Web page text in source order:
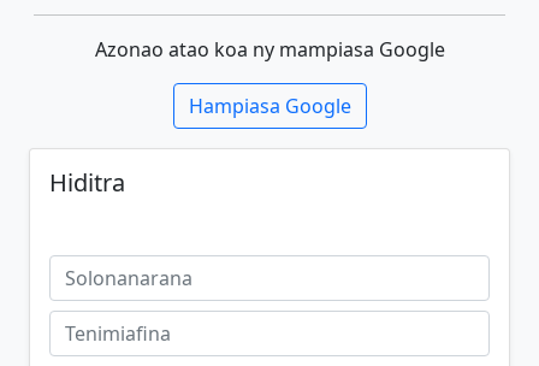
Azonao atao koa ny mampiasa Google
Hampiasa Google
Hiditra